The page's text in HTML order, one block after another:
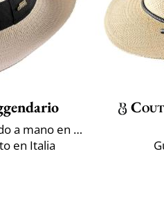
Sombrero panama trenzado a mano en Ecuador
en Italia